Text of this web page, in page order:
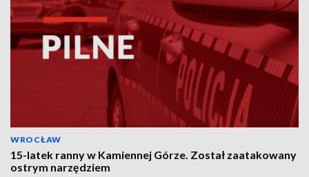
WROCŁAW
15-latek ranny w Kamiennej Górze. Został zaatakowany
ostrym narzędziem